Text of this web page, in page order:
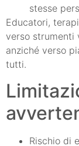
stesse
Educatori,
verso strumenti
anziché verso
tutti.
Rischio di